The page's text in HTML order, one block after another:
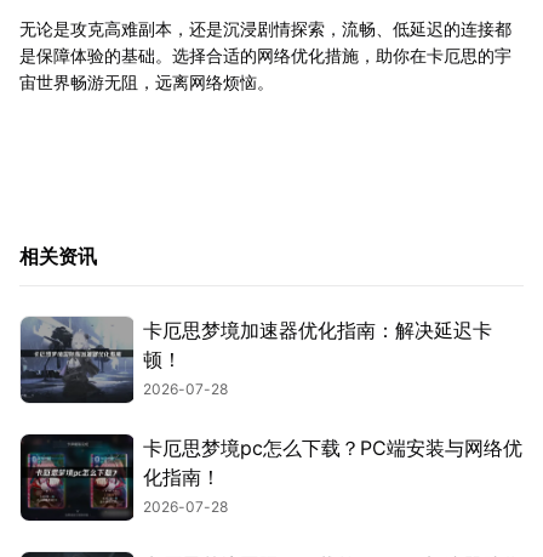
无论是攻克高难副本，还是沉浸剧情探索，流畅、低延迟的连接都
是保障体验的基础。选择合适的网络优化措施，助你在卡厄思的宇
宙世界畅游无阻，远离网络烦恼。
相关资讯
卡厄思梦境加速器优化指南：解决延迟卡
顿！
2026-07-28
卡厄思梦境pc怎么下载？PC端安装与网络优
化指南！
2026-07-28